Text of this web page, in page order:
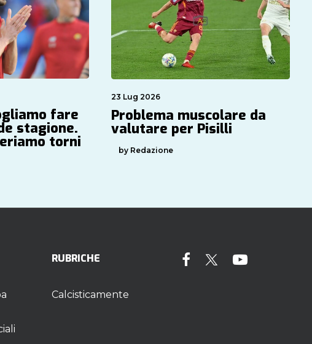
fare
stagione.
torni
23 Lug 2026
Problema muscolare da
valutare per Pisilli
by Redazione
RUBRICHE
Calcisticamente